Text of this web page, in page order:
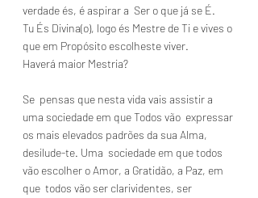
verdade és, é aspirar a  Ser o que já se É.
Tu És Divina(o), logo és Mestre de Ti e vives o
que em Propósito escolheste viver.
Haverá maior Mestria?
Se  pensas que nesta vida vais assistir a
uma sociedade em que Todos vão  expressar
os mais elevados padrões da sua Alma,
desilude-te. Uma  sociedade em que todos
vão escolher o Amor, a Gratidão, a Paz, em
que  todos vão ser clarividentes, ser